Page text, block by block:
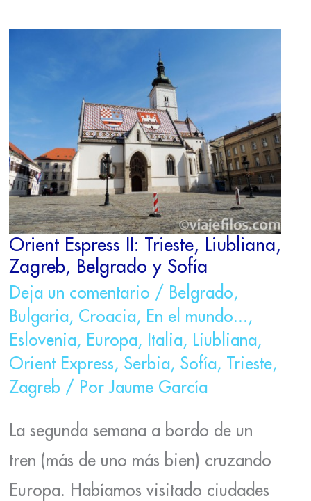
Orient Espress II: Trieste, Liubliana,
Zagreb, Belgrado y Sofía
Deja un comentario / Belgrado,
Bulgaria, Croacia, En el mundo...,
Eslovenia, Europa, Italia, Liubliana,
Orient Express, Serbia, Sofía, Trieste,
Zagreb / PorJaume García
La segunda semana a bordo de un
tren (más de uno más bien) cruzando
Europa. Habíamos visitado ciudades
ORIENT
LIUBLIANA,
ZAGREB,
BELGRADO
Y
SOFÍA